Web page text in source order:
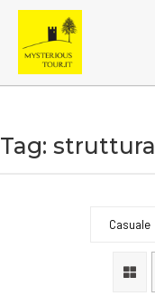
Tag: struttura
Casuale